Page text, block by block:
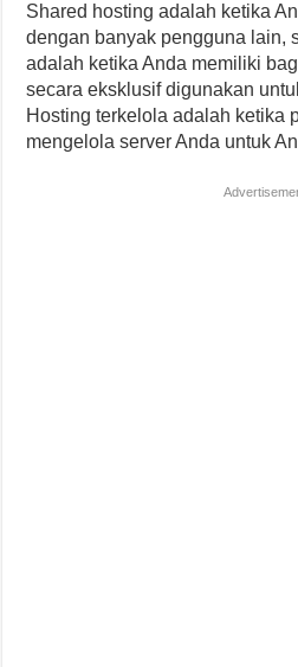
Shared hosting adalah ketika
dengan banyak pengguna lain,
adalah ketika Anda memiliki
secara eksklusif digunakan
Hosting terkelola adalah ketika
mengelola server Anda untuk